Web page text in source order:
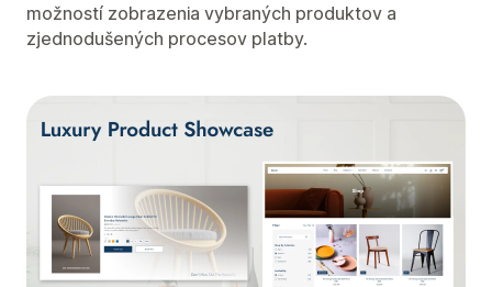
možností zobrazenia vybraných produktov a
zjednodušených procesov platby.